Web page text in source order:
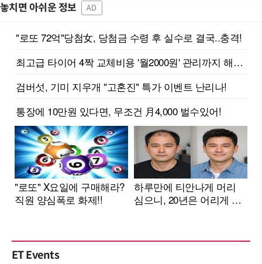
놓치면 아쉬운 정보 AD
ET Events